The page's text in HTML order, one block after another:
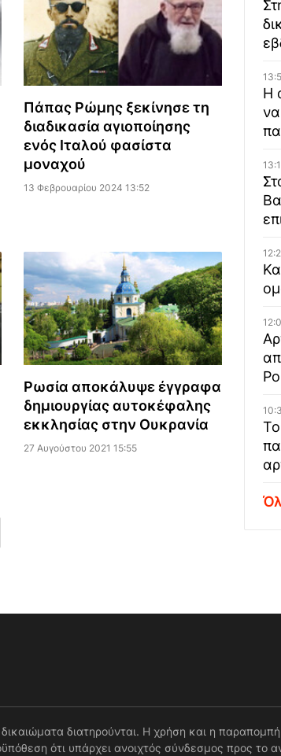
Πάπας Ρώμης ξεκίνησε τη
διαδικασία αγιοποίησης
ενός Ιταλού φασίστα
μοναχού
13 Φεβρουαρίου 2024 13:52
Ρωσία αποκάλυψε έγγραφα
δημιουργίας αυτοκέφαλης
εκκλησίας στην Ουκρανία
27 Αυγούστου 2021 15:55
Η
διατηρούνται. Η χρήση και η
ότι υπάρχει ανοιχτός σύνδεσμος προς το